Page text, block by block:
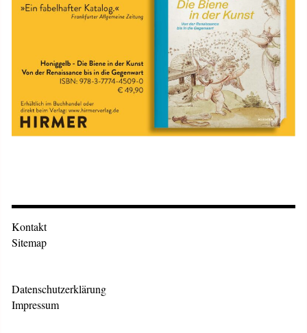
Kontakt
Sitemap
Datenschutzerklärung
Impressum